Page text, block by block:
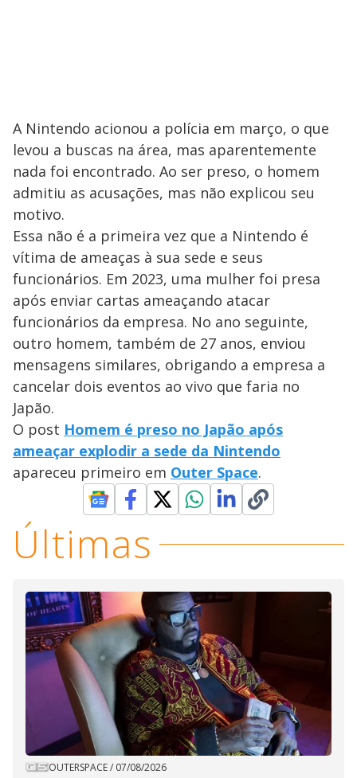
A Nintendo acionou a polícia em março, o que
levou a buscas na área, mas aparentemente
nada foi encontrado. Ao ser preso, o homem
admitiu as acusações, mas não explicou seu
motivo.
Essa não é a primeira vez que a Nintendo é
vítima de ameaças à sua sede e seus
funcionários. Em 2023, uma mulher foi presa
após enviar cartas ameaçando atacar
funcionários da empresa. No ano seguinte,
outro homem, também de 27 anos, enviou
mensagens similares, obrigando a empresa a
cancelar dois eventos ao vivo que faria no
Japão.
O post Homem é preso no Japão após
ameaçar explodir a sede da Nintendo
apareceu primeiro em Outer Space.
Últimas
OUTERSPACE/ 07/08/2026